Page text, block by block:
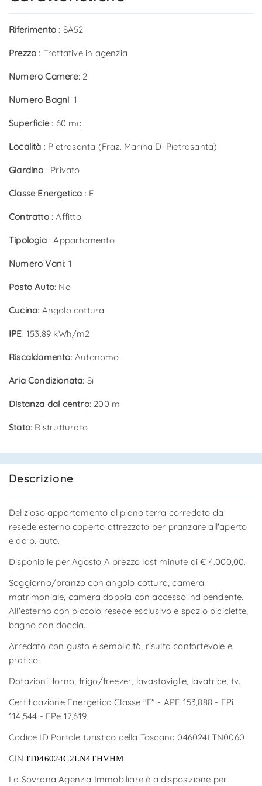
Riferimento : SA52
Prezzo : Trattative in agenzia
Numero Camere: 2
Numero Bagni: 1
Superficie : 60 mq
Località : Pietrasanta (Fraz. Marina Di Pietrasanta)
Giardino : Privato
Classe Energetica : F
Contratto : Affitto
Tipologia : Appartamento
Numero Vani: 1
Posto Auto: No
Cucina: Angolo cottura
IPE: 153.89 kWh/m2
Riscaldamento: Autonomo
Aria Condizionata: Si
Distanza dal centro: 200 m
Stato: Ristrutturato
Descrizione
Delizioso appartamento al piano terra corredato da
resede esterno coperto attrezzato per pranzare all'aperto
e da p. auto.
Disponibile per Agosto A prezzo last minute di € 4.000,00.
Soggiorno/pranzo con angolo cottura, camera
matrimoniale, camera doppia con accesso indipendente.
All'esterno con piccolo resede esclusivo e spazio biciclette,
bagno con doccia.
Arredato con gusto e semplicità, risulta confortevole e
pratico.
Dotazioni: forno, frigo/freezer, lavastoviglie, lavatrice, tv.
Certificazione Energetica Classe "F" - APE 153,888 - EPi
114,544 - EPe 17,619.
Codice ID Portale turistico della Toscana 046024LTN0060
CIN IT046024C2LN4THVHM
La Sovrana Agenzia Immobiliare è a disposizione per